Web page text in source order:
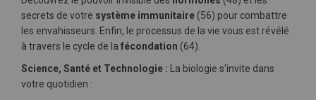
secrets de votre système immunitaire (56) pour combattre
les envahisseurs. Enfin, le processus de la vie vous est révélé
à travers le cycle de la fécondation (64).
Science, Santé et Technologie : La biologie s'invite dans
votre quotidien :